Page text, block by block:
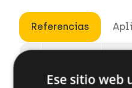
Referencias
Ese sitio web